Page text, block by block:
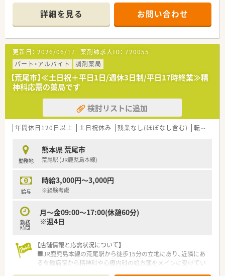
詳細を見る お問い合わせ
更新日： 2026/06/17 薬剤師求人ID： 720055
パート・アルバイト
調剤薬局
【荒尾市】≪土日祝＋平日1日/週休3日制/平日17時終業≫精
神科応需の薬局です
検討リストに追加
年間休日120日以上 土日祝休み 残業なし(ほぼなし含む) 転勤なし
勤務地
熊本県 荒尾市
荒尾駅 (JR鹿児島本線)
給与
時給3,000円～3,000円
※経験考慮
勤務
時間
月～金09:00～17:00(休憩60分)
※週4日
【店舗情報と応需状況について】
■JR鹿児島本線の荒尾駅から徒歩15分の立地にあり、近隣にあ
る有働病院から精神科や心療内科の処方箋をメインに受けてい